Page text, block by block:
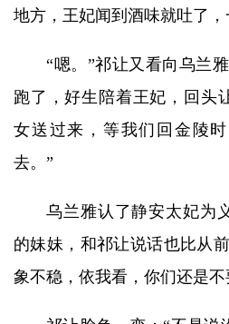
地方，王妃闻到酒味就吐了，
“嗯。”祁让又看向乌兰
跑了，好生陪着王妃，回头
女送过来，等我们回金陵
去。”
乌兰雅认了静安太妃为
的妹妹，和祁让说话也比从
象不稳，依我看，你们还是